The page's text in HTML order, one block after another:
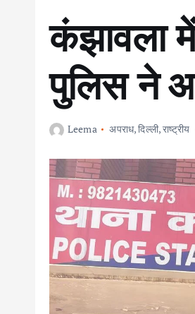
कंझावला
पुलिस ने
Leema अपराध,दिल्ली,राष्ट्रीय